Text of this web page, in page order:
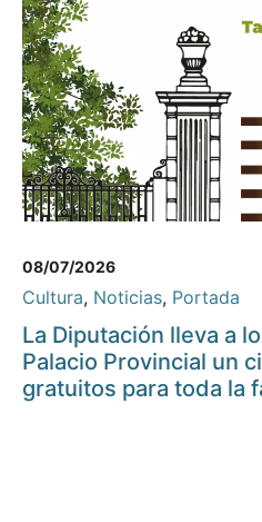
08/07/2026
Cultura, Noticias, Portada
La Diputación lleva a
Palacio Provincial un
gratuitos para toda la